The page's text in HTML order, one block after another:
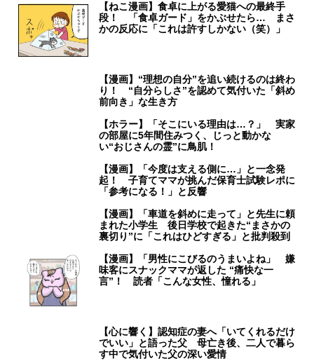
【ねこ漫画】食卓に上がる愛猫への最終手
段！ 「食卓ガード」をかぶせたら… まさ
かの反応に「これは許すしかない（笑）」
【漫画】“理想の自分”を追い続けるのは終わ
り！ “自分らしさ”を認めて気付いた「斜め
前向き」な生き方
【ホラー】「そこにいる理由は…？」 実家
の部屋に5年間住みつく、じっと動かな
い“おじさんの霊”に鳥肌！
【漫画】「今度は支える側に…」と一念発
起！ 子育てママが挑んだ保育士試験レポに
「参考になる！」と反響
【漫画】「車道を斜めに走って」と先生に頼
まれた小学生 後日学校で起きた“まさかの
裏切り”に「これはひどすぎる」と批判殺到
【漫画】「男性にこびるのうまいよね」 嫌
味客にスナックママが返した “痛快な一
言”！ 読者「こんな女性、憧れる」
【心に響く】認知症の妻へ「いてくれるだけ
でいい」と語った父 母亡き後、二人で暮ら
す中で気付いた父の深い愛情